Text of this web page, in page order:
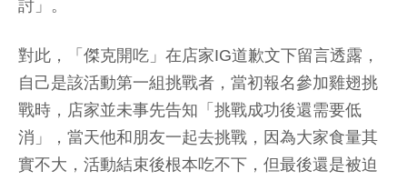
討」。
對此，「傑克開吃」在店家IG道歉文下留言透露，
自己是該活動第一組挑戰者，當初報名參加雞翅挑
戰時，店家並未事先告知「挑戰成功後還需要低
消」，當天他和朋友一起去挑戰，因為大家食量其
實不大，活動結束後根本吃不下，但最後還是被迫